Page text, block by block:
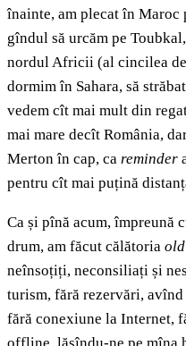
înainte, am plecat în Maroc
gîndul să urcăm pe
nordul Africii (al cincilea
dormim în Sahara, să
vedem cît mai mult din
mai mare decît România,
Merton în cap, ca reminder
pentru cît mai puțină
Ca și pînă acum, împreună
drum, am făcut călătoria
neînsoțiți, neconsiliați și
turism, fără rezervări,
fără conexiune la Internet,